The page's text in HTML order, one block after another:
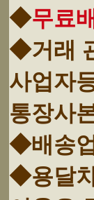
◆무료
◆거래
사업자
통장사
◆배송
◆용달